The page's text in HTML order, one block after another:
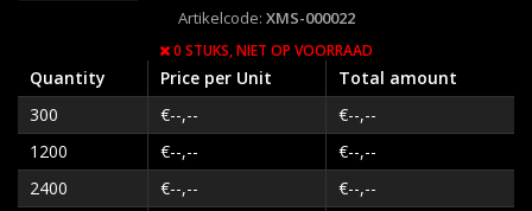
Artikelcode: XMS-000022
0 STUKS,NIET OP VOORRAAD
Quantity Price per Unit
Total amount
300
€--,--
€--,--
1200
€--,--
€--,--
2400
€--,--
€--,--